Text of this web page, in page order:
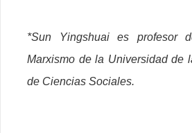
*Sun Yingshuai es profesor
Marxismo de la Universidad de
de Ciencias Sociales.